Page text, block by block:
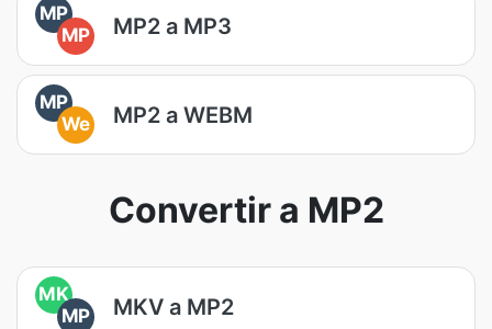
MP
MP
MP2 a MP3
MP
We
MP2 a WEBM
Convertir a MP2
MK
MP
MKV a MP2